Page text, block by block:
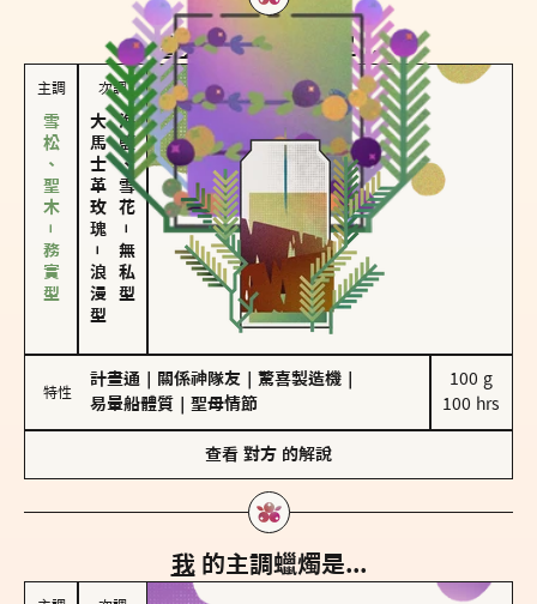
對方的主調蠟燭是...
主調
雪松、聖木－務實型
次調
大馬士革玫瑰
－
浪漫型
海鹽、雪花
－
無私型
特性
計畫通 關係神隊友 驚喜製造機
易暈船體質
聖母情節
100 g
100 hrs
查看 對方 的解說
我 的主調蠟燭是...